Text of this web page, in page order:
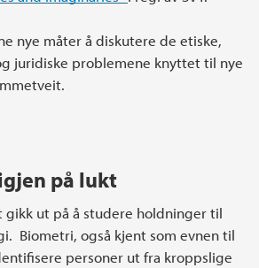
nye måter å diskutere de etiske,
juridiske problemene knyttet til nye
på lukt
gikk ut på å studere holdninger til
Biometri, også kjent som evnen til
personer ut fra kroppslige